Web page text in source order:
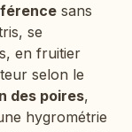
sans
se
en fruitier
selon le
des poires,
hygrométrie